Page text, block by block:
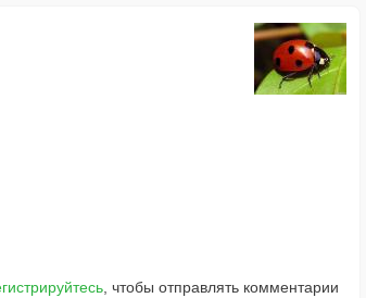
, чтобы отправлять комментарии